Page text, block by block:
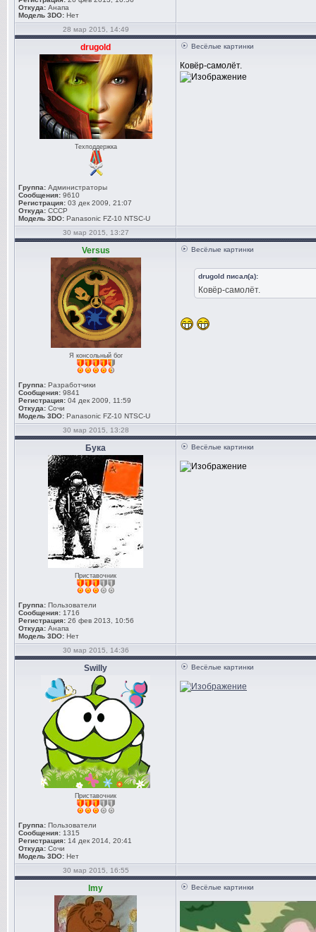
Откуда: Анапа
Модель 3DO: Нет
28 мар 2015, 14:49
drugold
Техподдержка
Группа: Администраторы
Сообщения: 9610
Регистрация: 03 дек 2009, 21:07
Откуда: СССР
Модель 3DO: Panasonic FZ-10 NTSC-U
Весёлые картинки
Ковёр-самолёт.
30 мар 2015, 13:27
Versus
Я консольный бог
Группа: Разработчики
Сообщения: 9841
Регистрация: 04 дек 2009, 11:59
Откуда: Сочи
Модель 3DO: Panasonic FZ-10 NTSC-U
Весёлые картинки
drugold писал(а):
Ковёр-самолёт.
30 мар 2015, 13:28
Бука
Приставочник
Группа: Пользователи
Сообщения: 1716
Регистрация: 26 фев 2013, 10:56
Откуда: Анапа
Модель 3DO: Нет
Весёлые картинки
30 мар 2015, 14:36
Swilly
Приставочник
Группа: Пользователи
Сообщения: 1315
Регистрация: 14 дек 2014, 20:41
Откуда: Сочи
Модель 3DO: Нет
Весёлые картинки
30 мар 2015, 16:55
lmy Весёлые картинки